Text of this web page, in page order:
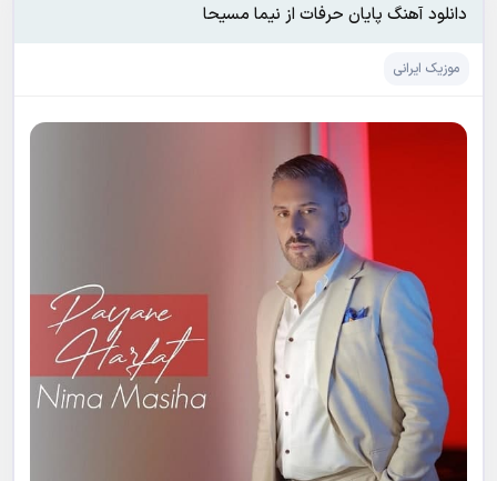
دانلود آهنگ پایان حرفات از نیما مسیحا
موزیک ایرانی